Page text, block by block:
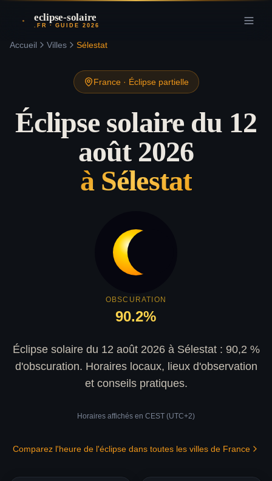
eclipse-solaire
.FR · GUIDE 2026
Accueil Villes Sélestat
France· Éclipse partielle
Éclipse solaire du 12
août 2026
à Sélestat
OBSCURATION
90.2%
Éclipse solaire du 12 août 2026 à Sélestat : 90,2 %
d'obscuration. Horaires locaux, lieux d'observation
et conseils pratiques.
Horaires affichés en CEST (UTC+2)
Comparez l'heure de l'éclipse dans toutes les villes de France